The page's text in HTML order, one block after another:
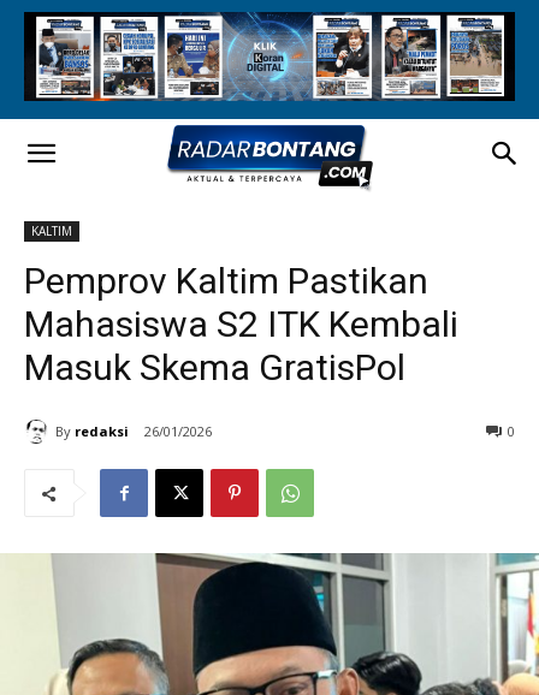
KALTIM
Pemprov Kaltim Pastikan
Mahasiswa S2 ITK Kembali
Masuk Skema GratisPol
By redaksi 26/01/2026 0